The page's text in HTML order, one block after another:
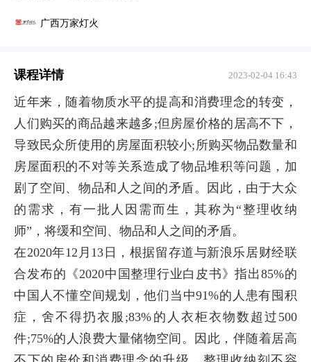
广西万家灯火
课程详情 2023-02-04 16:43
近年来，随着物质水平的提高和消费理念的转变，
人们购买的商品越来越多;但房屋价格的居高不下，
导致民众所使用的房屋面积较小;所购买物品数量和
房屋面积的不对等关系造成了物品堆积等问题，加
剧了空间、物品和人之间的矛盾。因此，由于大众
的需求，有一批人因需而生，其称为“整理收纳
师”，将缓和空间、物品和人之间的矛盾。
在2020年12月13日，根据留存道与新浪乐居财经联
合发布的《2020中国整理行业白皮书》指出85%的
中国人不懂空间规划，他们当中91%的人患有囤积
症，舍不得扔衣服;83%的人衣柜衣物数超过500
件;75%的人浪费大量储物空间。因此，伴随着居高